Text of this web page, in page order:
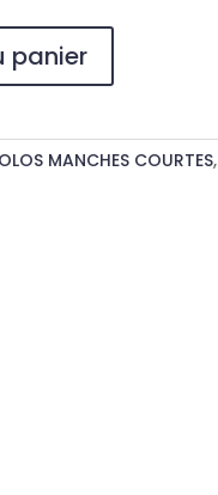
panier
MANCHES COURTES,